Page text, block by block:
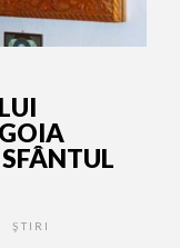
ŞTIRI